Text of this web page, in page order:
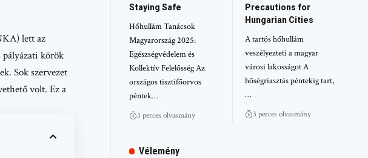
lett az
pályázati körök
Sok szervezet
volt. Ez a
Staying Safe
Hőhullám Tanácsok
Magyarország 2025:
Egészségvédelem és
Kollektív Felelősség Az
országos tisztifőorvos
péntek…
3 perces olvasmány
Precautions for
Hungarian Cities
A tartós hőhullám
veszélyezteti a magyar
városi lakosságot A
hőségriasztás péntekig tart,
…
3 perces olvasmány
Vélemény